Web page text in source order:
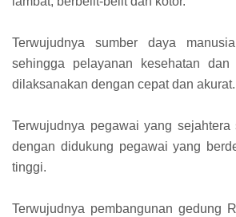
Terwujudnya sumber daya
sehingga pelayanan kesehatan dan
dilaksanakan dengan cepat dan akurat.
Terwujudnya pegawai yang sejahtera
dengan didukung pegawai yang
tinggi.
Terwujudnya pembangunan gedung